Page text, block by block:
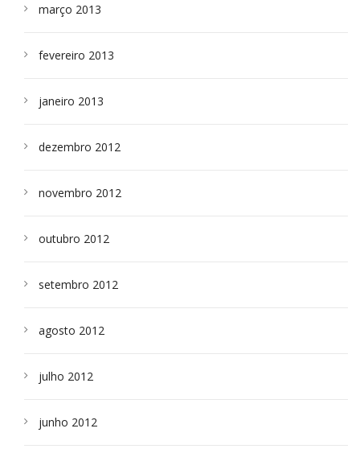
março 2013
fevereiro 2013
janeiro 2013
dezembro 2012
novembro 2012
outubro 2012
setembro 2012
agosto 2012
julho 2012
junho 2012